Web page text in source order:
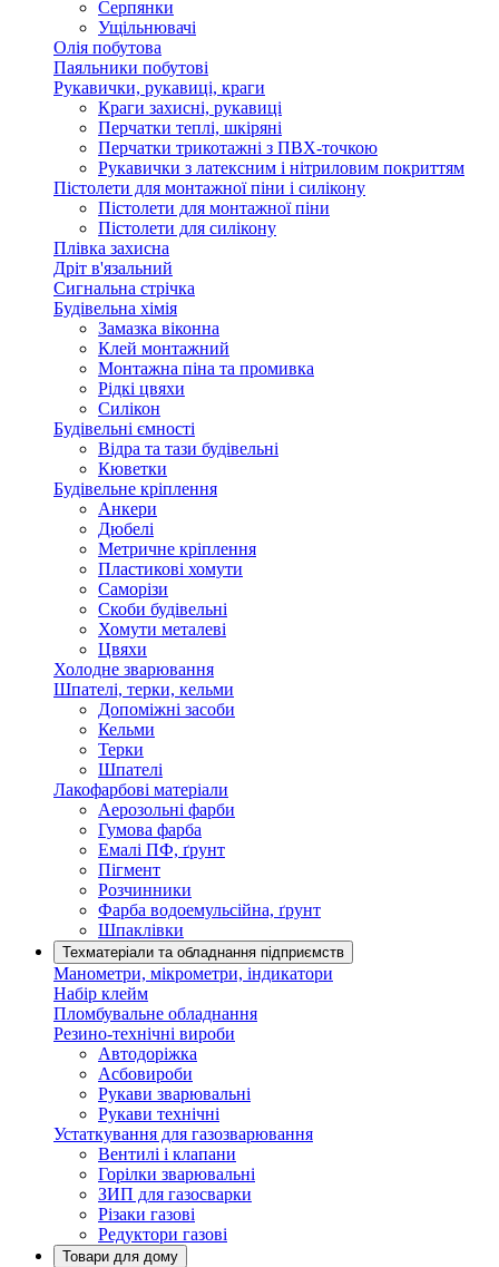
Серпянки
Ущільнювачі
Олія побутова
Паяльники побутові
Рукавички, рукавиці, краги
Краги захисні, рукавиці
Перчатки теплі, шкіряні
Перчатки трикотажні з ПВХ-точкою
Рукавички з латексним і нітриловим покриттям
Пістолети для монтажної піни і силікону
Пістолети для монтажної піни
Пістолети для силікону
Плівка захисна
Дріт в'язальний
Сигнальна стрічка
Будівельна хімія
Замазка віконна
Клей монтажний
Монтажна піна та промивка
Рідкі цвяхи
Силікон
Будівельні ємності
Відра та тази будівельні
Кюветки
Будівельне кріплення
Анкери
Дюбелі
Метричне кріплення
Пластикові хомути
Саморізи
Скоби будівельні
Хомути металеві
Цвяхи
Холодне зварювання
Шпателі, терки, кельми
Допоміжні засоби
Кельми
Терки
Шпателі
Лакофарбові матеріали
Аерозольні фарби
Гумова фарба
Емалі ПФ, ґрунт
Пігмент
Розчинники
Фарба водоемульсійна, ґрунт
Шпаклівки
Техматеріали та обладнання підприємств
Манометри, мікрометри, індикатори
Набір клейм
Пломбувальне обладнання
Резино-технічні вироби
Автодоріжка
Асбовироби
Рукави зварювальні
Рукави технічні
Устаткування для газозварювання
Вентилі і клапани
Горілки зварювальні
ЗИП для газосварки
Різаки газові
Редуктори газові
Товари для дому